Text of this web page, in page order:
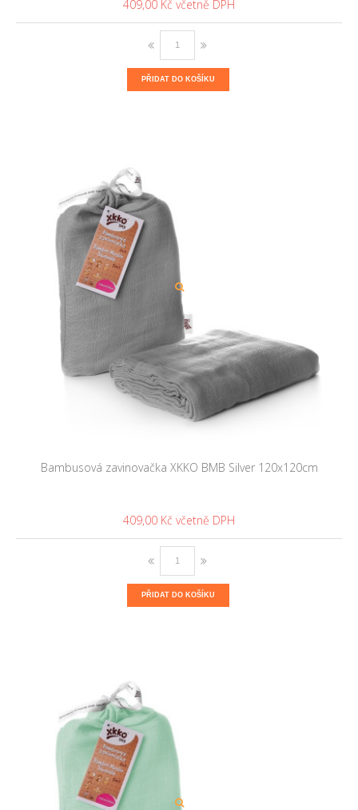
409,00 Kč
PŘIDAT DO KOŠÍKU
Bambusová zavinovačka XKKO BMB Silver 120x120cm
409,00 Kč
PŘIDAT DO KOŠÍKU